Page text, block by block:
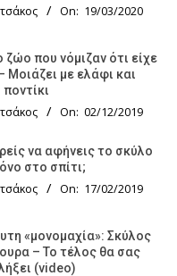
On: 19/03/2020
ζώο που νόμιζαν ότι είχε
Μοιάζει με ελάφι και
ποντίκι
On: 02/12/2019
να αφήνεις το σκύλο
στο σπίτι;
On: 17/02/2019
«μονομαχία»: Σκύλος
– Το τέλος θα σας
(video)